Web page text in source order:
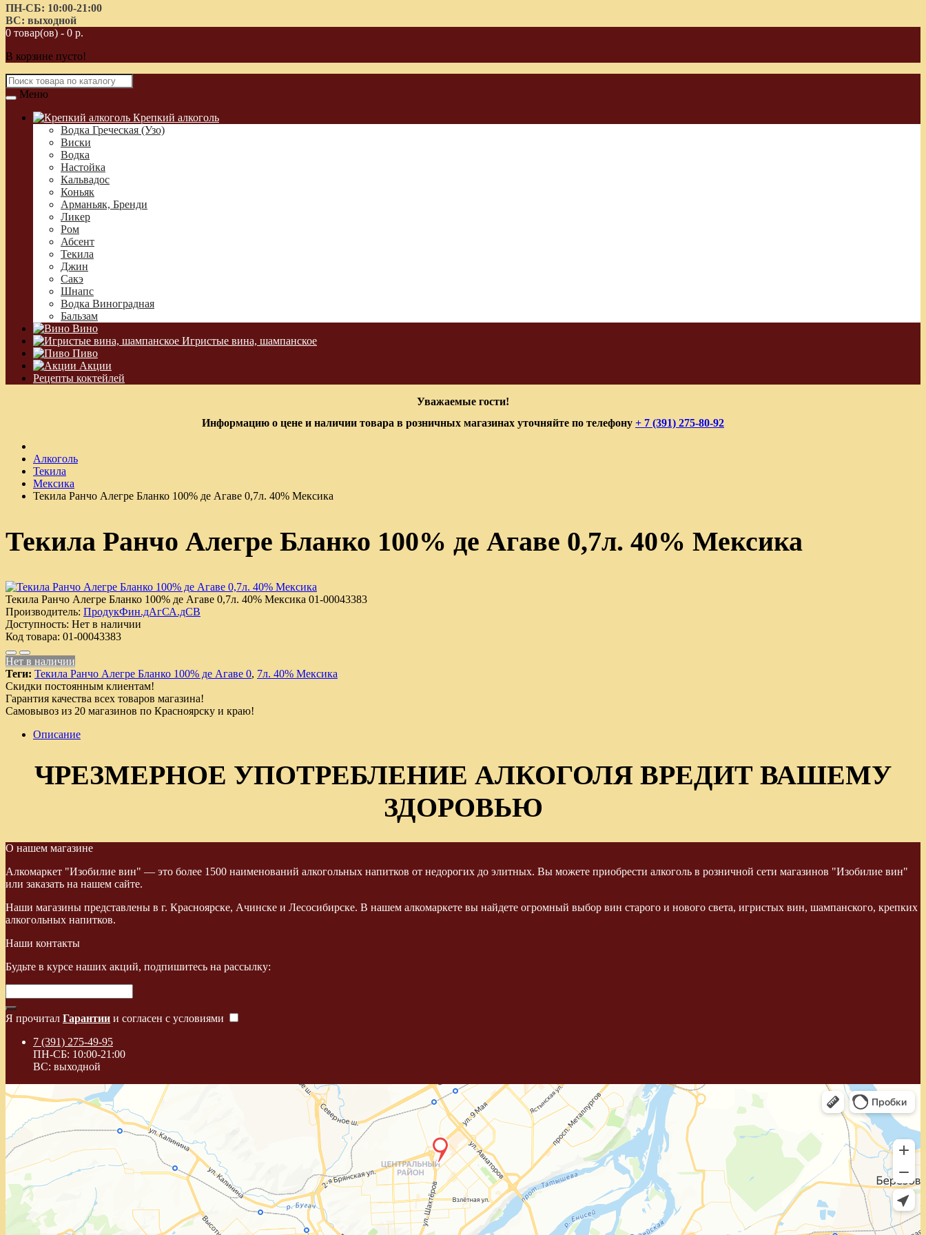
ПН-СБ: 10:00-21:00
ВС: выходной
0 товар(ов) - 0 р.
В корзине пусто!
Меню
Крепкий алкоголь
Водка Греческая (Узо)
Виски
Водка
Настойка
Кальвадос
Коньяк
Арманьяк, Бренди
Ликер
Ром
Абсент
Текила
Джин
Сакэ
Шнапс
Водка Виноградная
Бальзам
Вино
Игристые вина, шампанское
Пиво
Акции
Рецепты коктейлей
Уважаемые гости!
Информацию о цене и наличии товара в розничных магазинах уточняйте по телефону + 7 (391) 275-80-92
Алкоголь
Текила
Мексика
Текила Ранчо Алегре Бланко 100% де Агаве 0,7л. 40% Мексика
Текила Ранчо Алегре Бланко 100% де Агаве 0,7л. 40% Мексика
Текила Ранчо Алегре Бланко 100% де Агаве 0,7л. 40% Мексика 01-00043383
Производитель: ПродукФин.дАгСА.дСВ
Доступность: Нет в наличии
Код товара: 01-00043383
Нет в наличии
Теги: Текила Ранчо Алегре Бланко 100% де Агаве 0, 7л. 40% Мексика
Скидки постоянным клиентам!
Гарантия качества всех товаров магазина!
Самовывоз из 20 магазинов по Красноярску и краю!
Описание
ЧРЕЗМЕРНОЕ УПОТРЕБЛЕНИЕ АЛКОГОЛЯ ВРЕДИТ ВАШЕМУ
ЗДОРОВЬЮ
О нашем магазине
Алкомаркет "Изобилие вин" — это более 1500 наименований алкогольных напитков от недорогих до элитных. Вы можете приобрести алкоголь в розничной сети магазинов "Изобилие вин"
или заказать на нашем сайте.
Наши магазины представлены в г. Красноярске, Ачинске и Лесосибирске. В нашем алкомаркете вы найдете огромный выбор вин старого и нового света, игристых вин, шампанского, крепких
алкогольных напитков.
Наши контакты
Будьте в курсе наших акций, подпишитесь на рассылку:
Я прочитал Гарантии и согласен с условиями
7 (391) 275-49-95
ПН-СБ: 10:00-21:00
ВС: выходной